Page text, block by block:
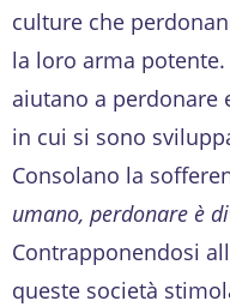
culture che
la loro arma
aiutano a perdonare
in cui si sono
Consolano la
umano, perdonare è
Contrapponendosi
queste società